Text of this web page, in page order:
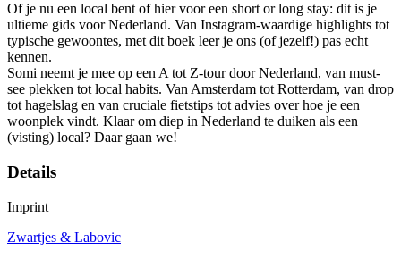
Of je nu een local bent of hier voor een short or long stay: dit is je
ultieme gids voor Nederland. Van Instagram-waardige highlights tot
typische gewoontes, met dit boek leer je ons (of jezelf!) pas echt
kennen.
Somi neemt je mee op een A tot Z-tour door Nederland, van must-
see plekken tot local habits. Van Amsterdam tot Rotterdam, van drop
tot hagelslag en van cruciale fietstips tot advies over hoe je een
woonplek vindt. Klaar om diep in Nederland te duiken als een
(visting) local? Daar gaan we!
Details
Imprint
Zwartjes & Labovic